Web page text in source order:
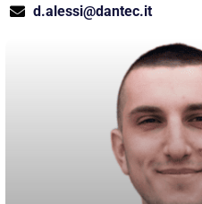
d.alessi@dantec.it